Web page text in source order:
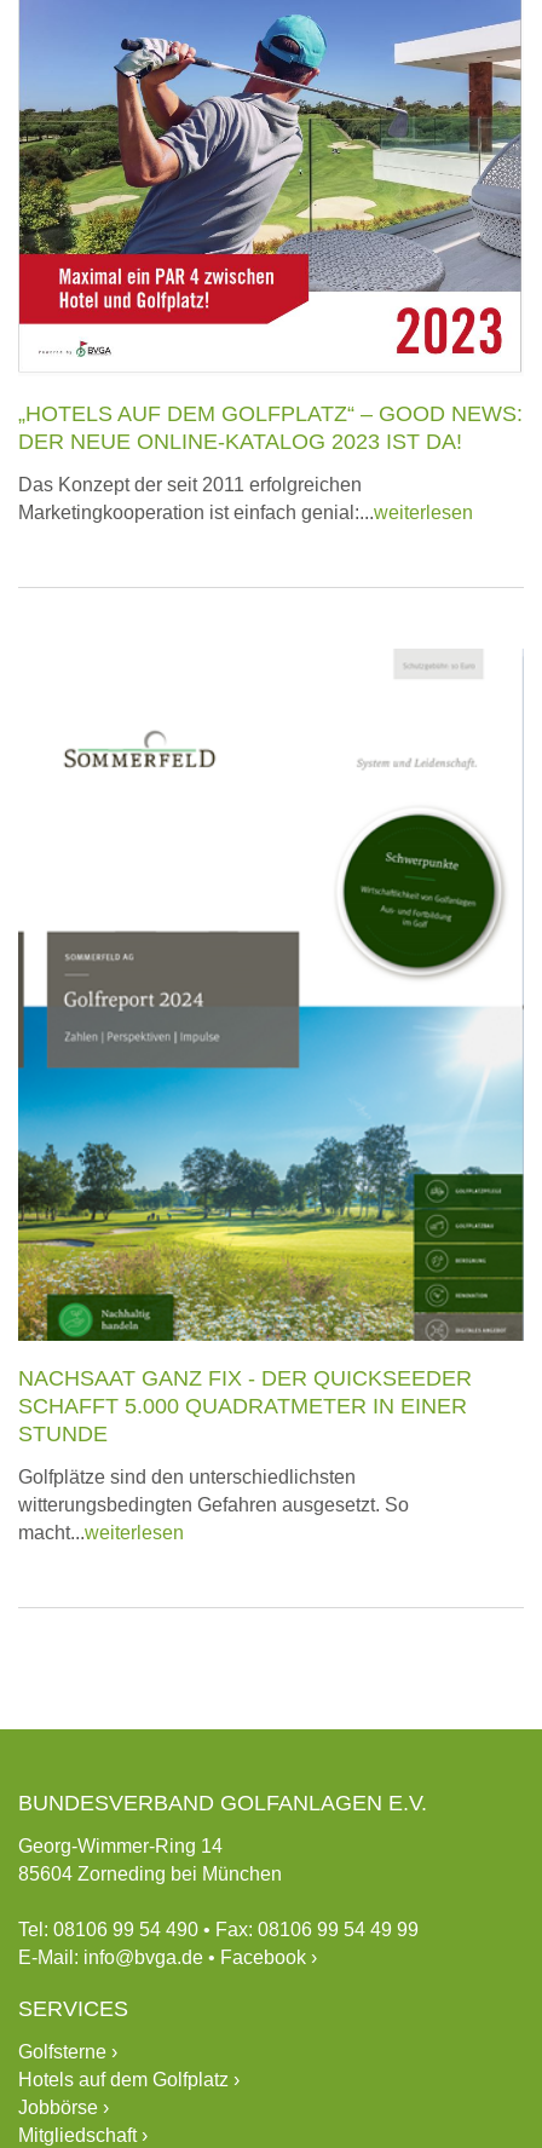
„HOTELS AUF DEM GOLFPLATZ“ – GOOD NEWS:
DER NEUE ONLINE-KATALOG 2023 IST DA!
Das Konzept der seit 2011 erfolgreichen
Marketingkooperation ist einfach genial:...weiterlesen
NACHSAAT GANZ FIX - DER QUICKSEEDER
SCHAFFT 5.000 QUADRATMETER IN EINER
STUNDE
Golfplätze sind den unterschiedlichsten
witterungsbedingten Gefahren ausgesetzt. So
macht...weiterlesen
BUNDESVERBAND GOLFANLAGEN E.V.
Georg-Wimmer-Ring 14
85604 Zorneding bei München
Tel: 08106 99 54 490 • Fax: 08106 99 54 49 99
E-Mail: info@bvga.de • Facebook ›
SERVICES
Golfsterne ›
Hotels auf dem Golfplatz ›
Jobbörse ›
Mitgliedschaft ›